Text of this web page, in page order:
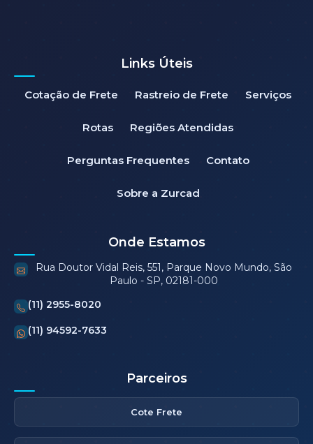
Links Úteis
Cotação de Frete Rastreio de Frete Serviços
Rotas Regiões Atendidas
Perguntas Frequentes Contato
Sobre a Zurcad
Onde Estamos
Rua Doutor Vidal Reis, 551, Parque Novo Mundo, São
Paulo - SP, 02181-000
(11) 2955-8020
(11) 94592-7633
Parceiros
Cote Frete